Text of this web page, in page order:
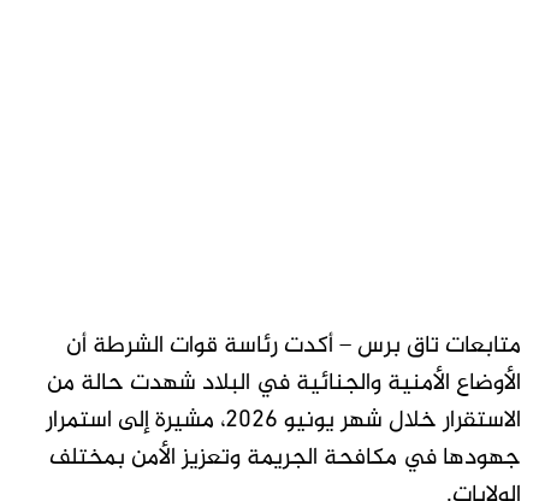
متابعات تاق برس – أكدت رئاسة قوات الشرطة أن
الأوضاع الأمنية والجنائية في البلاد شهدت حالة من
الاستقرار خلال شهر يونيو 2026، مشيرة إلى استمرار
جهودها في مكافحة الجريمة وتعزيز الأمن بمختلف